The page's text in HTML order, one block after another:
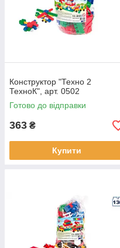
Конструктор "Техно 2
ТехноК", арт. 0502
Готово до відправки
363 ₴
Купити